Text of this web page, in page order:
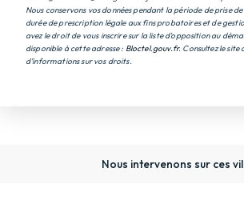
Nous conservons vos données pendant la période de prise
durée de prescription légale aux fins probatoires et de
avez le droit de vous inscrire sur la liste d'opposition au
disponible à cette adresse : Bloctel.gouv.fr. Consultez le site
d’informations sur vos droits.
Nous intervenons sur ces